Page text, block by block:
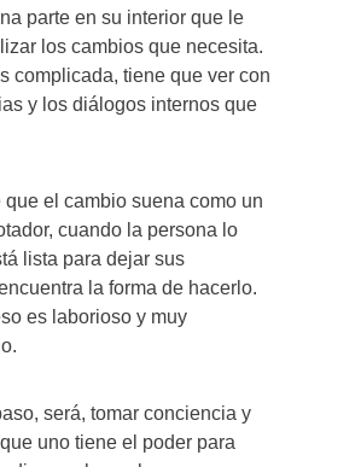
parte en su interior que le
los cambios que necesita.
complicada, tiene que ver con
y los diálogos internos que
que el cambio suena como un
cuando la persona lo
lista para dejar sus
la forma de hacerlo.
es laborioso y muy
será, tomar conciencia y
uno tiene el poder para